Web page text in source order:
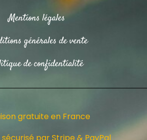
Mentions légales
générales de vente
de confidentialité
gratuite en France